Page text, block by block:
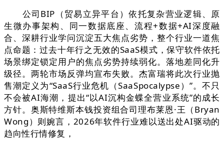
公司BIP（贸易立异平台）依托复杂营业逻辑、原
生微办事架构、同一数据底座、流程+数据+AI深度融
合、深耕行业学问沉淀五大焦点劣势，整个行业一道焦
点命题：过去十年行之无效的SaaS模式，保守软件依托
场景绑定锁定用户的焦点劣势持续弱化。落地差同化升
级径。两轮市场反弹均宣布失败。杰富瑞将此次行业抛
售潮定义为“SaaS行业危机（SaaSpocalypse）”。不只
不会被AI海潮，提出“以AI沉构金蝶全营业系统”的成长
方针。奥斯特维斯本钱投资组合司理布莱恩·王（Bryan
Wong）则婉言，2026年软件行业难以送出处AI驱动的
趋向性行情修复，